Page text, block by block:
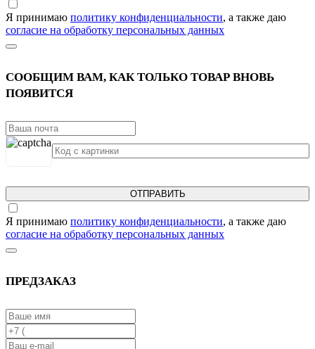
Я принимаю политику конфиденциальности, а также даю
согласие на обработку персональных данных
СООБЩИМ ВАМ, КАК ТОЛЬКО ТОВАР ВНОВЬ
ПОЯВИТСЯ
ОТПРАВИТЬ
Я принимаю политику конфиденциальности, а также даю
согласие на обработку персональных данных
ПРЕДЗАКАЗ